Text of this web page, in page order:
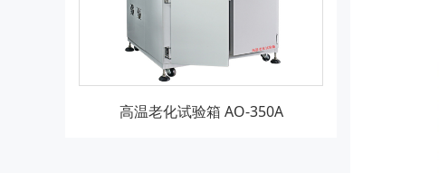
高温老化试验箱 AO-350A